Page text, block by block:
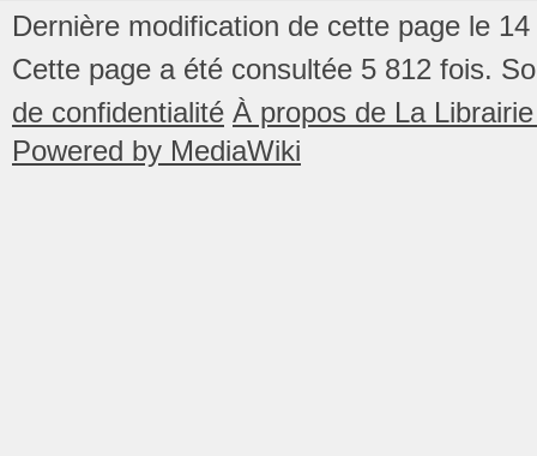
Dernière modification de cette page le
Cette page a été consultée 5 812 fois.
de confidentialité À propos de La
Powered by MediaWiki